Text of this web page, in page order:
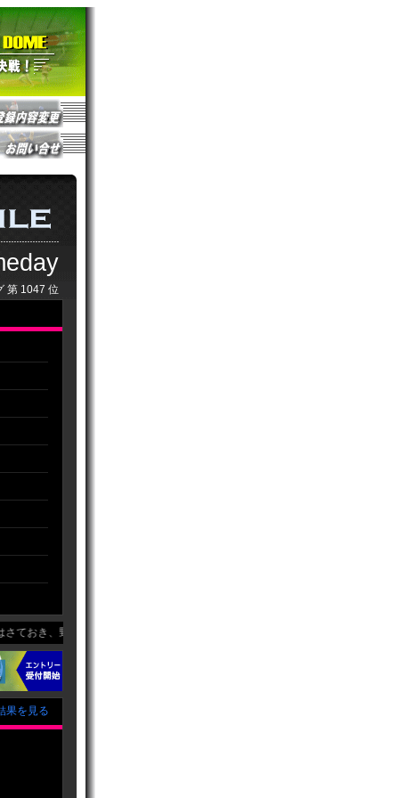
第 1047 位
球を愛する気持ちだけは負けません！勝っても負けても、楽しい野球を目指して
果を見る